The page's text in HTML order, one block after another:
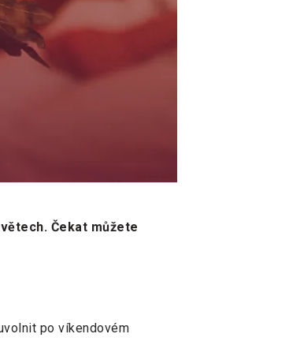
Čekat můžete
po víkendovém